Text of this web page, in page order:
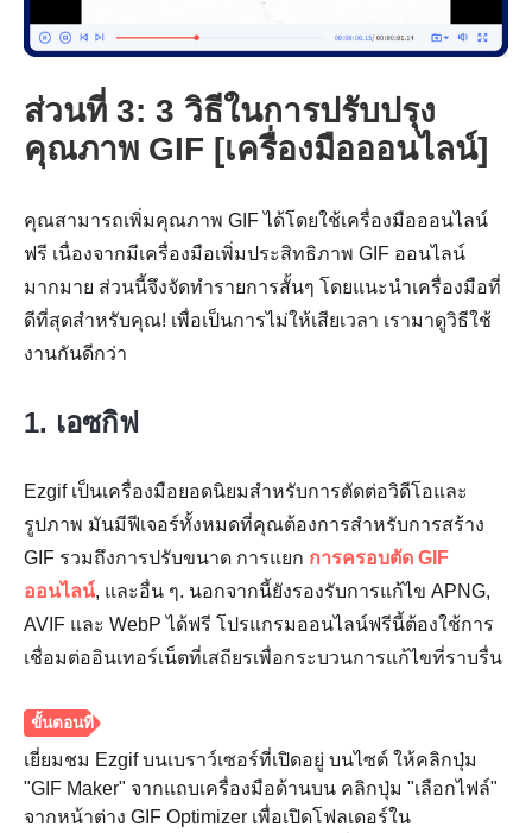
ขั้นตอนที่
3
ส่วนที่ 3: 3 วิธีในการปรับปรุง
คุณภาพ GIF [เครื่องมือออนไลน์]
คุณสามารถเพิ่มคุณภาพ GIF ได้โดยใช้เครื่องมือออนไลน์
ฟรี เนื่องจากมีเครื่องมือเพิ่มประสิทธิภาพ GIF ออนไลน์
มากมาย ส่วนนี้จึงจัดทำรายการสั้นๆ โดยแนะนำเครื่องมือที่
ดีที่สุดสำหรับคุณ! เพื่อเป็นการไม่ให้เสียเวลา เรามาดูวิธีใช้
งานกันดีกว่า
1. เอซกิฟ
Ezgif เป็นเครื่องมือยอดนิยมสำหรับการตัดต่อวิดีโอและ
รูปภาพ มันมีฟีเจอร์ทั้งหมดที่คุณต้องการสำหรับการสร้าง
GIF รวมถึงการปรับขนาด การแยก การครอบตัด GIF
ออนไลน์, และอื่น ๆ. นอกจากนี้ยังรองรับการแก้ไข APNG,
AVIF และ WebP ได้ฟรี โปรแกรมออนไลน์ฟรีนี้ต้องใช้การ
เชื่อมต่ออินเทอร์เน็ตที่เสถียรเพื่อกระบวนการแก้ไขที่ราบรื่น
เยี่ยมชม Ezgif บนเบราว์เซอร์ที่เปิดอยู่ บนไซต์ ให้คลิกปุ่ม
"GIF Maker" จากแถบเครื่องมือด้านบน คลิกปุ่ม "เลือกไฟล์"
จากหน้าต่าง GIF Optimizer เพื่อเปิดโฟลเดอร์ใน